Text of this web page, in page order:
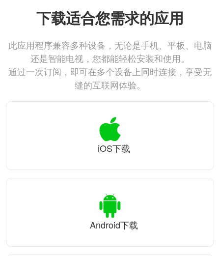
下载适合您需求的应用
此应用程序兼容多种设备，无论是手机、平板、电脑
还是智能电视，您都能轻松安装和使用。
通过一次订阅，即可在多个设备上同时连接，享受无
缝的互联网体验。
iOS下载
Android下载